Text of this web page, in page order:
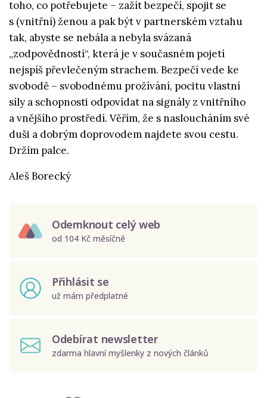
toho, co potřebujete – zažít bezpečí, spojit se
s (vnitřní) ženou a pak být v partnerském vztahu
tak, abyste se nebála a nebyla svázaná
„zodpovědností“, která je v současném pojetí
nejspíš převlečeným strachem. Bezpečí vede ke
svobodě – svobodnému prožívání, pocitu vlastní
síly a schopnosti odpovídat na signály z vnitřního
a vnějšího prostředí. Věřím, že s nasloucháním své
duši a dobrým doprovodem najdete svou cestu.
Držím palce.
Aleš Borecký
Odemknout celý web
od 104 Kč měsíčně
Přihlásit se
už mám předplatné
Odebírat newsletter
zdarma hlavní myšlenky z nových článků